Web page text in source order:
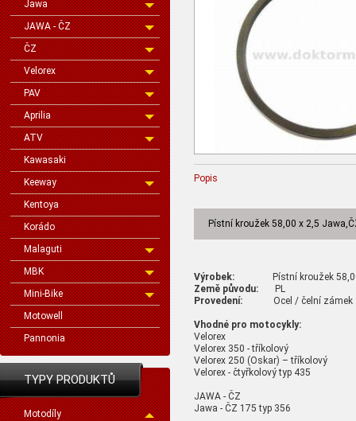
Jawa
JAWA - ČZ
ČZ
Velorex
PAV
Aprilia
ATV
Kawasaki
Keeway
Kentoya
Korádo
Malaguti
MBK
Mini-Bike
Motowell
Pannonia
TYPY PRODUKTŮ
Motodíly
Popis
Pístní kroužek 58,00 x 2,5
Výrobek: Pístní kroužek
Země původu: PL
Provedení: Ocel / čelní zámek
Vhodné pro motocykly:
Velorex
Velorex 350 - tříkolový
Velorex 250 (Oskar) – tříkolový
Velorex - čtyřkolový typ 435
JAWA - ČZ
Jawa - ČZ 175 typ 356